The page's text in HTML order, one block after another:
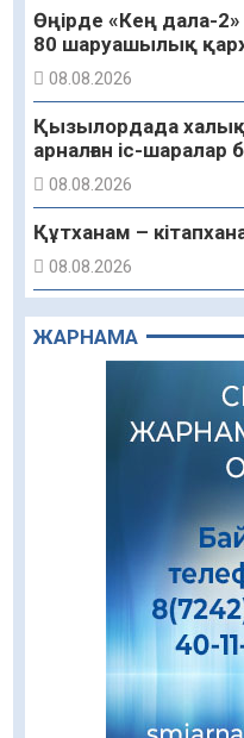
Өңірде «Кең дала-
80 шаруашылық
08.08.2026
Қызылордада
арналған іс-шаралар
08.08.2026
Құтханам –
08.08.2026
Құрылыс қарқыны –
08.08.2026
Зәулім
азаматтардың
Еңбегі ерлікпен
Даналықтың
шамшырағы
08.08.2026
Кенеге қарсы
жүргізілуде
ЖАРНАМА